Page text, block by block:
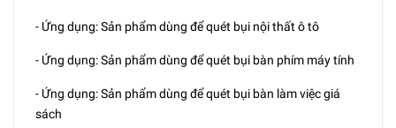
- Ứng dụng: Sản phẩm dùng để quét bụi nội thất ô tô
- Ứng dụng: Sản phẩm dùng để quét bụi bàn phím máy tính
- Ứng dụng: Sản phẩm dùng để quét bụi bàn làm việc giá
sách